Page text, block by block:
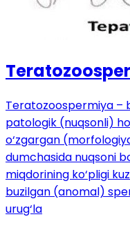
Teratozoospermiya –
patologik (nuqsonli)
o‘zgargan
dumchasida nuqsoni
miqdorining ko‘pligi
buzilgan (anomal)
urug‘la